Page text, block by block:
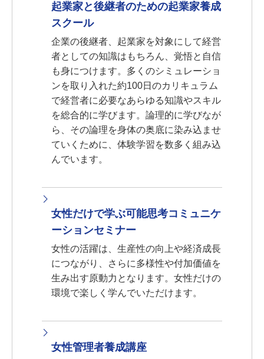
起業家と後継者のための起業家養成
スクール
企業の後継者、起業家を対象にして経営
者としての知識はもちろん、覚悟と自信
も身につけます。多くのシミュレーショ
ンを取り入れた約100日のカリキュラム
で経営者に必要なあらゆる知識やスキル
を総合的に学びます。論理的に学びなが
ら、その論理を身体の奥底に染み込ませ
ていくために、体験学習を数多く組み込
んでいます。
女性だけで学ぶ可能思考コミュニケ
ーションセミナー
女性の活躍は、生産性の向上や経済成長
につながり、さらに多様性や付加価値を
生み出す原動力となります。女性だけの
環境で楽しく学んでいただけます。
女性管理者養成講座